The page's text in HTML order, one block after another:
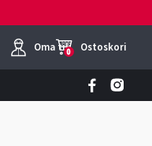
Oma tili
0 Ostoskori